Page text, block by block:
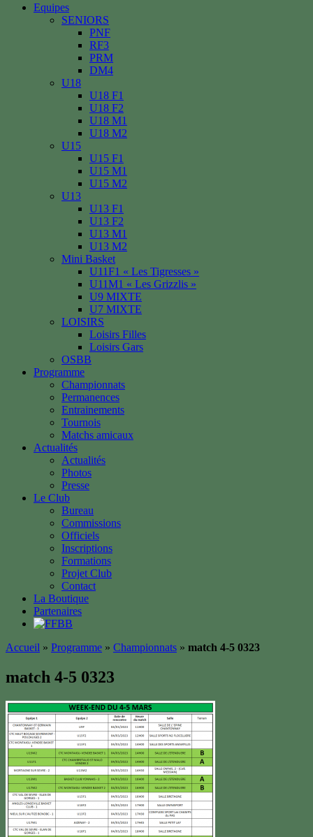
Equipes
SENIORS
PNF
RF3
PRM
DM4
U18
U18 F1
U18 F2
U18 M1
U18 M2
U15
U15 F1
U15 M1
U15 M2
U13
U13 F1
U13 F2
U13 M1
U13 M2
Mini Basket
U11F1 « Les Tigresses »
U11M1 « Les Grizzlis »
U9 MIXTE
U7 MIXTE
LOISIRS
Loisirs Filles
Loisirs Gars
OSBB
Programme
Championnats
Permanences
Entrainements
Tournois
Matchs amicaux
Actualités
Actualités
Photos
Presse
Le Club
Bureau
Commissions
Officiels
Inscriptions
Formations
Projet Club
Contact
La Boutique
Partenaires
Accueil » Programme » Championnats » match 4-5 0323
match 4-5 0323